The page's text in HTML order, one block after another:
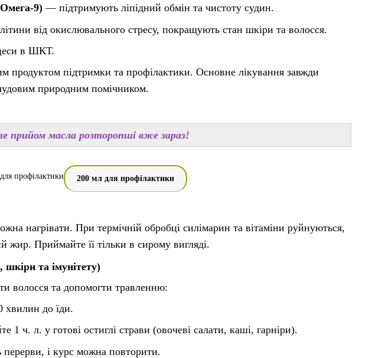
9) — підтримують ліпідний обмін та чистоту судин.
від окислювального стресу, покращують стан шкіри та волосся.
в ШКТ.
продуктом підтримки та профілактики. Основне лікування завжди
природним помічником.
прийом масла розторопші вже зараз!
200 мл для профілактики
нагрівати. При термічній обробці силімарин та вітаміни руйнуються,
Приймайте її тільки в сирому вигляді.
та імунітету)
волосся та допомогти травленню:
хвилин до їди.
1 ч. л. у готові остиглі страви (овочеві салати, каші, гарніри).
перерви, і курс можна повторити.